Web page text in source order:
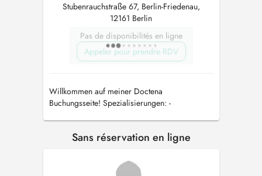
Stubenrauchstraße 67, Berlin-Friedenau,
12161 Berlin
Pas de disponibilités en ligne
Appeler pour prendre RDV
Willkommen auf meiner Doctena
Buchungsseite! Spezialisierungen: -
Sans réservation en ligne